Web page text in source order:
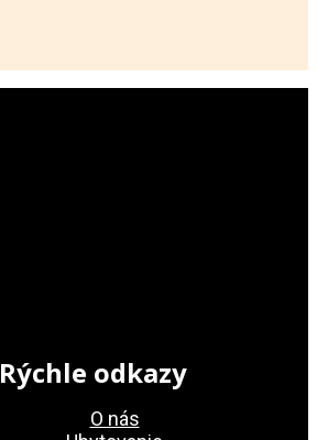
Rýchle odkazy
O nás